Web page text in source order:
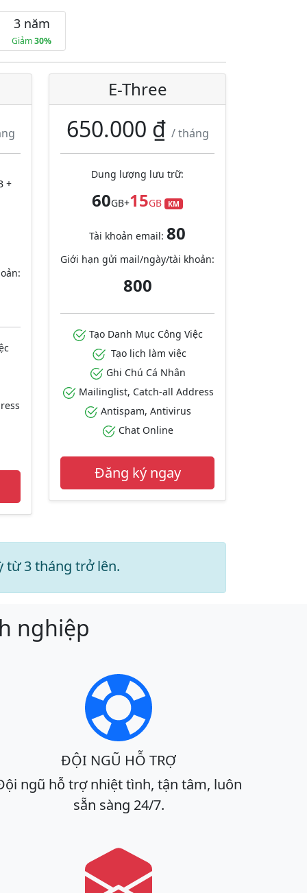
3 năm
Giảm30%
+
E-Three
650.000 ₫ / tháng
Dung lượng lưu trữ:
60GB+15GB KM
Tài khoản email: 80
Giới hạn gửi mail/ngày/tài khoản:
800
Tạo Danh Mục Công Việc
Tạo lịch làm việc
Ghi Chú Cá Nhân
Mailinglist, Catch-all Address
Antispam, Antivirus
Chat Online
Đăng ký ngay
từ 3 tháng trở lên.
nghiệp
ĐỘI NGŨ HỖ TRỢ
ngũ hỗ trợ nhiệt tình, tận tâm, luôn
sẵn sàng 24/7.